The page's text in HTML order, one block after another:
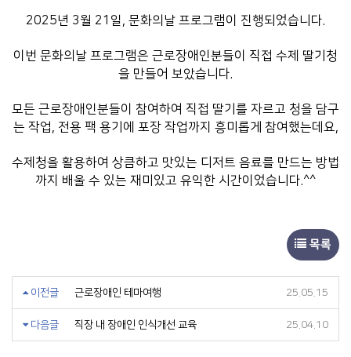
2025년 3월 21일, 문화의날 프로그램이 진행되었습니다.
이번 문화의날 프로그램은 근로장애인분들이 직접 수제 딸기청
을 만들어 보았습니다.
모든 근로장애인분들이 참여하여 직접 딸기를 자르고 청을 담구
는 작업, 전용 팩 용기에 포장 작업까지 흥미롭게 참여했는데요,
수제청을 활용하여 상큼하고 맛있는 디저트 음료를 만드는 방법
까지 배울 수 있는 재미있고 유익한 시간이었습니다.^^
목록
이전글 근로장애인 테마여행 25.05.15
다음글 직장 내 장애인 인식개선 교육 25.04.10